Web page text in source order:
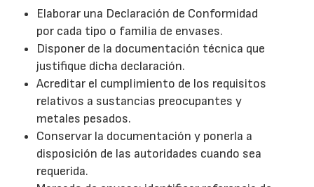
Elaborar una Declaración de Conformidad
por cada tipo o familia de envases.
Disponer de la documentación técnica que
justifique dicha declaración.
Acreditar el cumplimiento de los requisitos
relativos a sustancias preocupantes y
metales pesados.
Conservar la documentación y ponerla a
disposición de las autoridades cuando sea
requerida.